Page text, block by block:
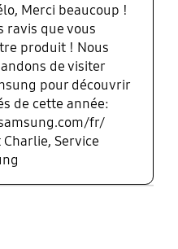
Merci beaucoup !
ravis que vous
produit ! Nous
de visiter
pour découvrir
de cette année:
fr/
Service